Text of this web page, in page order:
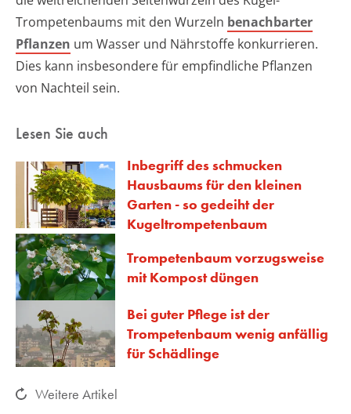
Trompetenbaums mit den Wurzeln benachbarter
Pflanzen um Wasser und Nährstoffe konkurrieren.
Dies kann insbesondere für empfindliche Pflanzen
von Nachteil sein.
Lesen Sie auch
Inbegriff des schmucken
Hausbaums für den kleinen
Garten - so gedeiht der
Kugeltrompetenbaum
Trompetenbaum vorzugsweise
mit Kompost düngen
Bei guter Pflege ist der
Trompetenbaum wenig anfällig
für Schädlinge
Weitere Artikel